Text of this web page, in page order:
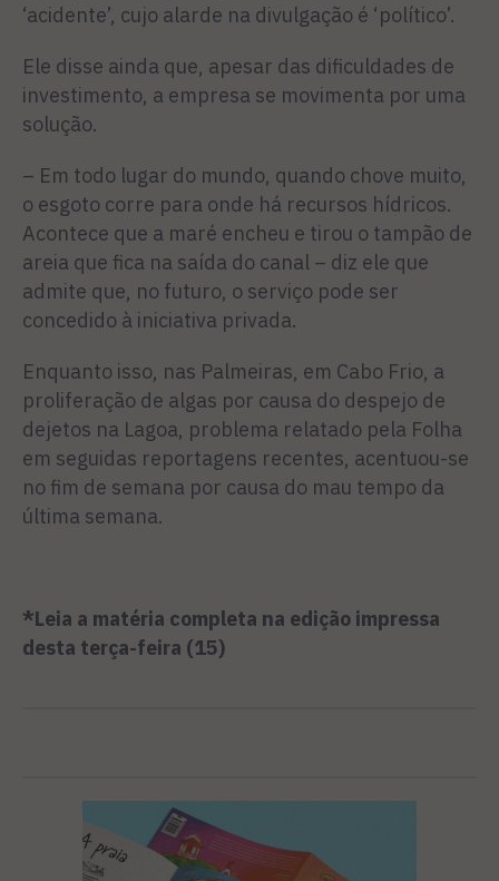
‘acidente’, cujo alarde na divulgação é ‘político’.
Ele disse ainda que, apesar das dificuldades de
investimento, a empresa se movimenta por uma
solução.
– Em todo lugar do mundo, quando chove muito,
o esgoto corre para onde há recursos hídricos.
Acontece que a maré encheu e tirou o tampão de
areia que fica na saída do canal – diz ele que
admite que, no futuro, o serviço pode ser
concedido à iniciativa privada.
Enquanto isso, nas Palmeiras, em Cabo Frio, a
proliferação de algas por causa do despejo de
dejetos na Lagoa, problema relatado pela Folha
em seguidas reportagens recentes, acentuou-se
no fim de semana por causa do mau tempo da
última semana.
*Leia a matéria completa na edição impressa
desta terça-feira (15)